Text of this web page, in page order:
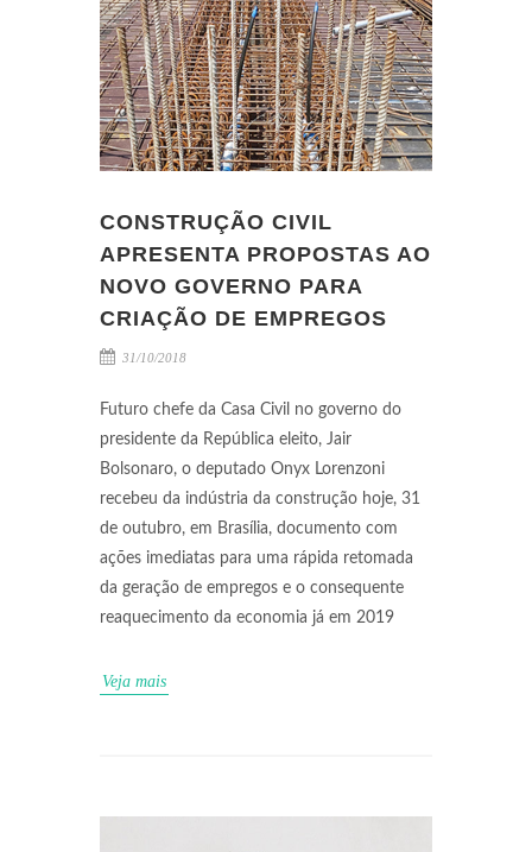
CONSTRUÇÃO CIVIL
APRESENTA PROPOSTAS AO
NOVO GOVERNO PARA
CRIAÇÃO DE EMPREGOS
31/10/2018
Futuro chefe da Casa Civil no governo do
presidente da República eleito, Jair
Bolsonaro, o deputado Onyx Lorenzoni
recebeu da indústria da construção hoje, 31
de outubro, em Brasília, documento com
ações imediatas para uma rápida retomada
da geração de empregos e o consequente
reaquecimento da economia já em 2019
Veja mais